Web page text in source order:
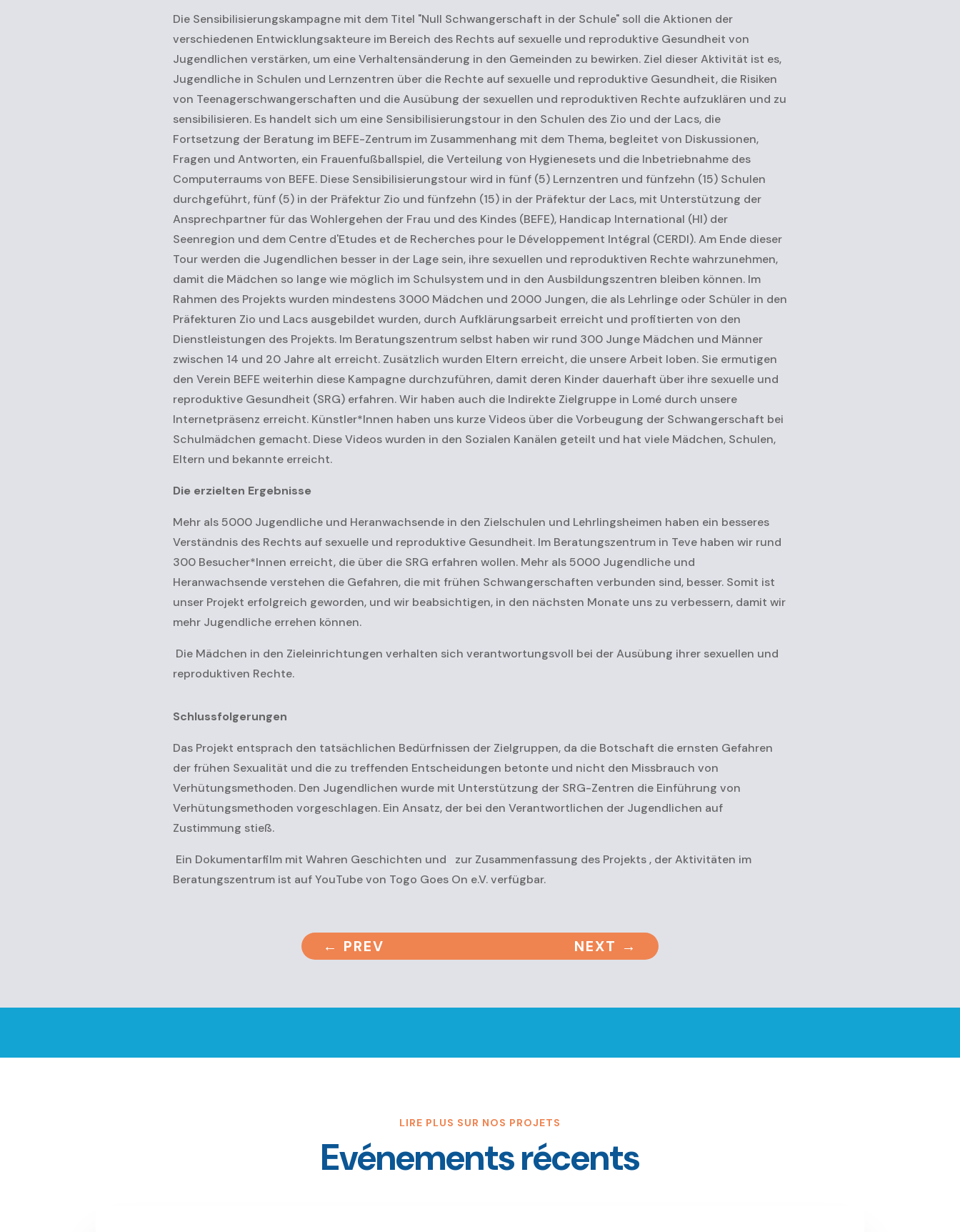
Die Sensibilisierungskampagne mit dem Titel "Null Schwangerschaft in der Schule" soll die Aktionen der
verschiedenen Entwicklungsakteure im Bereich des Rechts auf sexuelle und reproduktive Gesundheit von
Jugendlichen verstärken, um eine Verhaltensänderung in den Gemeinden zu bewirken. Ziel dieser Aktivität ist es,
Jugendliche in Schulen und Lernzentren über die Rechte auf sexuelle und reproduktive Gesundheit, die Risiken
von Teenagerschwangerschaften und die Ausübung der sexuellen und reproduktiven Rechte aufzuklären und zu
sensibilisieren. Es handelt sich um eine Sensibilisierungstour in den Schulen des Zio und der Lacs, die
Fortsetzung der Beratung im BEFE-Zentrum im Zusammenhang mit dem Thema, begleitet von Diskussionen,
Fragen und Antworten, ein Frauenfußballspiel, die Verteilung von Hygienesets und die Inbetriebnahme des
Computerraums von BEFE. Diese Sensibilisierungstour wird in fünf (5) Lernzentren und fünfzehn (15) Schulen
durchgeführt, fünf (5) in der Präfektur Zio und fünfzehn (15) in der Präfektur der Lacs, mit Unterstützung der
Ansprechpartner für das Wohlergehen der Frau und des Kindes (BEFE), Handicap International (HI) der
Seenregion und dem Centre d'Etudes et de Recherches pour le Développement Intégral (CERDI). Am Ende dieser
Tour werden die Jugendlichen besser in der Lage sein, ihre sexuellen und reproduktiven Rechte wahrzunehmen,
damit die Mädchen so lange wie möglich im Schulsystem und in den Ausbildungszentren bleiben können. Im
Rahmen des Projekts wurden mindestens 3000 Mädchen und 2000 Jungen, die als Lehrlinge oder Schüler in den
Präfekturen Zio und Lacs ausgebildet wurden, durch Aufklärungsarbeit erreicht und profitierten von den
Dienstleistungen des Projekts. Im Beratungszentrum selbst haben wir rund 300 Junge Mädchen und Männer
zwischen 14 und 20 Jahre alt erreicht. Zusätzlich wurden Eltern erreicht, die unsere Arbeit loben. Sie ermutigen
den Verein BEFE weiterhin diese Kampagne durchzuführen, damit deren Kinder dauerhaft über ihre sexuelle und
reproduktive Gesundheit (SRG) erfahren. Wir haben auch die Indirekte Zielgruppe in Lomé durch unsere
Internetpräsenz erreicht. Künstler*Innen haben uns kurze Videos über die Vorbeugung der Schwangerschaft bei
Schulmädchen gemacht. Diese Videos wurden in den Sozialen Kanälen geteilt und hat viele Mädchen, Schulen,
Eltern und bekannte erreicht.
Die erzielten Ergebnisse
Mehr als 5000 Jugendliche und Heranwachsende in den Zielschulen und Lehrlingsheimen haben ein besseres
Verständnis des Rechts auf sexuelle und reproduktive Gesundheit. Im Beratungszentrum in Teve haben wir rund
300 Besucher*Innen erreicht, die über die SRG erfahren wollen. Mehr als 5000 Jugendliche und
Heranwachsende verstehen die Gefahren, die mit frühen Schwangerschaften verbunden sind, besser. Somit ist
unser Projekt erfolgreich geworden, und wir beabsichtigen, in den nächsten Monate uns zu verbessern, damit wir
mehr Jugendliche errehen können.
Die Mädchen in den Zieleinrichtungen verhalten sich verantwortungsvoll bei der Ausübung ihrer sexuellen und
reproduktiven Rechte.
Schlussfolgerungen
Das Projekt entsprach den tatsächlichen Bedürfnissen der Zielgruppen, da die Botschaft die ernsten Gefahren
der frühen Sexualität und die zu treffenden Entscheidungen betonte und nicht den Missbrauch von
Verhütungsmethoden. Den Jugendlichen wurde mit Unterstützung der SRG-Zentren die Einführung von
Verhütungsmethoden vorgeschlagen. Ein Ansatz, der bei den Verantwortlichen der Jugendlichen auf
Zustimmung stieß.
Ein Dokumentarfilm mit Wahren Geschichten und zur Zusammenfassung des Projekts , der Aktivitäten im
Beratungszentrum ist auf YouTube von Togo Goes On e.V. verfügbar.
← PREV NEXT →
LIRE PLUS SUR NOS PROJETS
Evénements récents